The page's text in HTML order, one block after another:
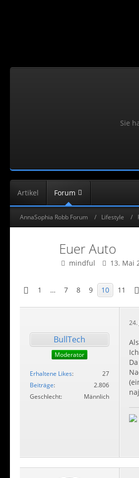
Sie
Artikel Forum
AnnaSophia Robb Forum Lifestyle
Euer Auto
mindful 13. Mai
1 … 7 8 9 10 11
BullTech
Moderator
Erhaltene Likes
27
Beiträge
2.806
Geschlecht
Männlich
24.